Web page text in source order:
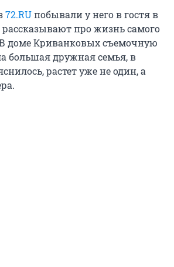
72.RUпобывали у него в гостя в
про жизнь самого
доме Криванковых съемочную
большая дружная семья, в
растет уже не один, а